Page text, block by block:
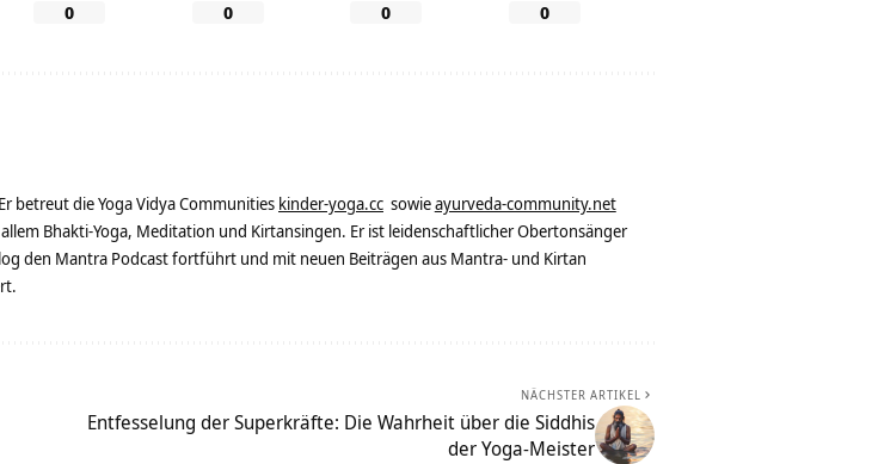
0 0 0 0
betreut die Yoga Vidya Communities kinder-yoga.cc sowieayurveda-community.net
Bhakti-Yoga, Meditation und Kirtansingen. Er ist leidenschaftlicher Obertonsänger
den Mantra Podcast fortführt und mit neuen Beiträgen aus Mantra- und Kirtan
NÄCHSTER ARTIKEL
Entfesselung der Superkräfte: Die Wahrheit über die Siddhis
der Yoga-Meister